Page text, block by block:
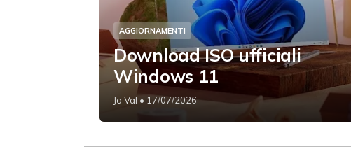
AGGIORNAMENTI
Download ISO ufficiali
Windows 11
Jo Val • 17/07/2026